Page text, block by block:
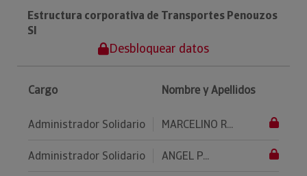
Estructura corporativa de Transportes Penouzos
Sl
Desbloquear datos
Cargo Nombre y Apellidos
Administrador Solidario MARCELINO R...
Administrador Solidario ANGEL P...